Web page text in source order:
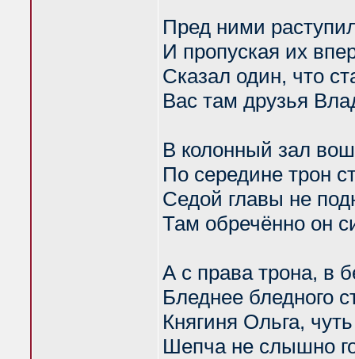
Пред ними
И пропуская их
Сказал один, что
Вас там друзья
В колонный зал
По середине трон
Седой главы не
Там обречённо он
А с права трона, в
Бледнее бледного
Княгиня Ольга,
Шепча не слышно